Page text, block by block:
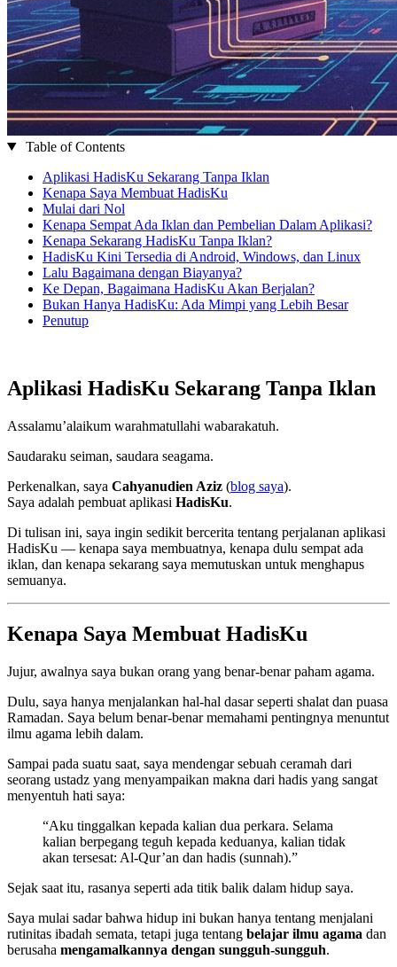
Table of Contents
Aplikasi HadisKu Sekarang Tanpa Iklan
Kenapa Saya Membuat HadisKu
Mulai dari Nol
Kenapa Sempat Ada Iklan dan Pembelian Dalam Aplikasi?
Kenapa Sekarang HadisKu Tanpa Iklan?
HadisKu Kini Tersedia di Android, Windows, dan Linux
Lalu Bagaimana dengan Biayanya?
Ke Depan, Bagaimana HadisKu Akan Berjalan?
Bukan Hanya HadisKu: Ada Mimpi yang Lebih Besar
Penutup
Aplikasi HadisKu Sekarang Tanpa Iklan
Assalamu’alaikum warahmatullahi wabarakatuh.
Saudaraku seiman, saudara seagama.
Perkenalkan, saya Cahyanudien Aziz (blog saya).
Saya adalah pembuat aplikasi HadisKu.
Di tulisan ini, saya ingin sedikit bercerita tentang perjalanan aplikasi
HadisKu — kenapa saya membuatnya, kenapa dulu sempat ada
iklan, dan kenapa sekarang saya memutuskan untuk menghapus
semuanya.
Kenapa Saya Membuat HadisKu
Jujur, awalnya saya bukan orang yang benar-benar paham agama.
Dulu, saya hanya menjalankan hal-hal dasar seperti shalat dan puasa
Ramadan. Saya belum benar-benar memahami pentingnya menuntut
ilmu agama lebih dalam.
Sampai pada suatu saat, saya mendengar sebuah ceramah dari
seorang ustadz yang menyampaikan makna dari hadis yang sangat
menyentuh hati saya:
“Aku tinggalkan kepada kalian dua perkara. Selama
kalian berpegang teguh kepada keduanya, kalian tidak
akan tersesat: Al-Qur’an dan hadis (sunnah).”
Sejak saat itu, rasanya seperti ada titik balik dalam hidup saya.
Saya mulai sadar bahwa hidup ini bukan hanya tentang menjalani
rutinitas ibadah semata, tetapi juga tentang belajar ilmu agama dan
berusaha mengamalkannya dengan sungguh-sungguh.